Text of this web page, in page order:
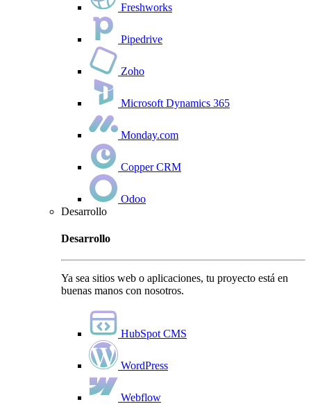
Freshworks
Pipedrive
Zoho
Microsoft Dynamics 365
Monday.com
Copper CRM
Odoo
Desarrollo
Desarrollo
Ya sea sitios web o aplicaciones, tu proyecto está en
buenas manos con nosotros.
HubSpot CMS
WordPress
Webflow